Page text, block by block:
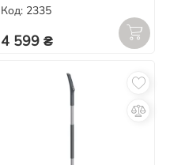
Код: 2335
4 599 ₴